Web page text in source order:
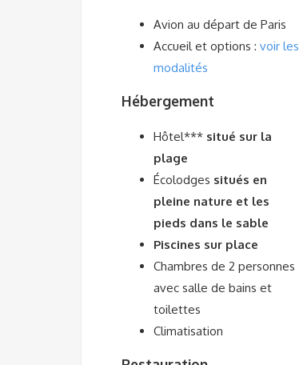
Avion au départ de Paris
Accueil et options : voir les
modalités
Hébergement
Hôtel*** situé sur la
plage
Écolodges situés en
pleine nature et les
pieds dans le sable
Piscines sur place
Chambres de 2 personnes
avec salle de bains et
toilettes
Climatisation